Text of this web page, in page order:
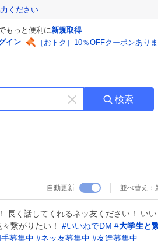
ください
もっと便利に新規取得
イン
［おトク］10％OFFクーポンあり
キ
ー
す
検索
自動更新 並べ替え：
長く話してくれるネッ友ください！ いい
繋がりたい！ #いいねでDM #大学生と
募集中 #ネッ友募集中 #友達募集中